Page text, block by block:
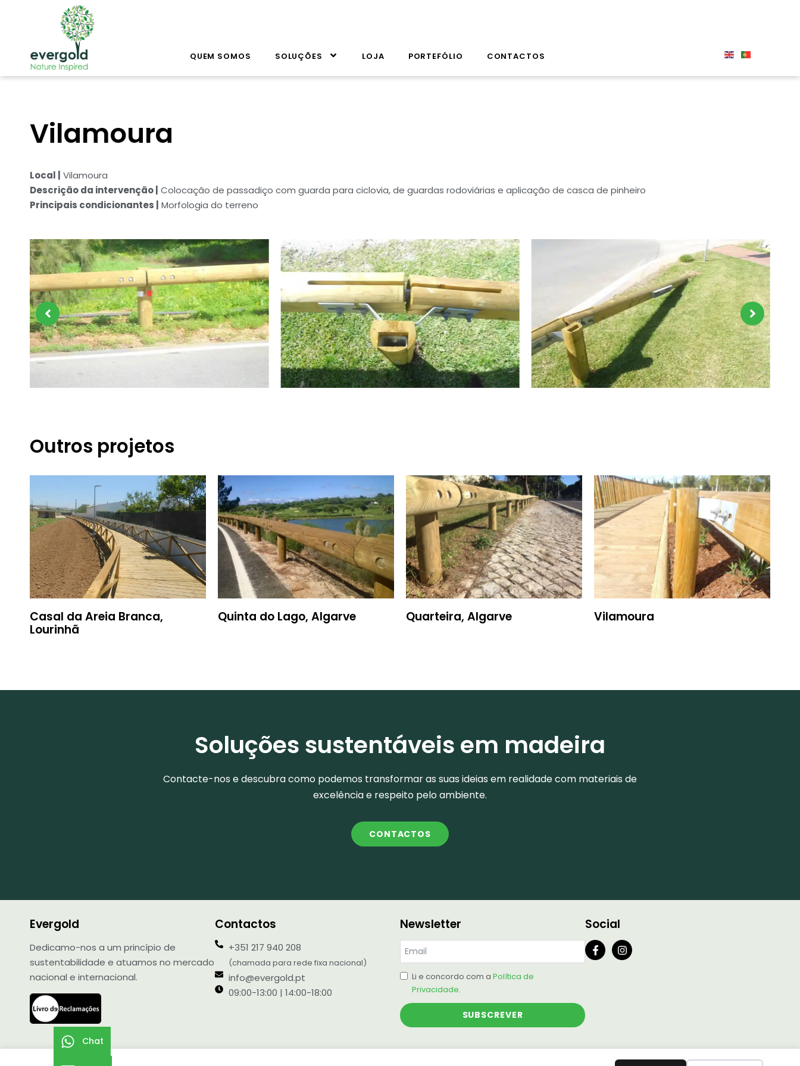
QUEM SOMOS SOLUÇÕES LOJA PORTEFÓLIO CONTACTOS
Vilamoura
Local |
Vilamoura
Descrição da intervenção | Colocação de passadiço com guarda para ciclovia, de guardas rodoviárias e aplicação de casca de pinheiro
Principais condicionantes |
Morfologia do terreno
Outros projetos
Casal da Areia Branca,
Lourinhã
Quinta do Lago, Algarve Quarteira, Algarve Vilamoura
Soluções sustentáveis em madeira
Contacte-nos e descubra como podemos transformar as suas ideias em realidade com materiais de
excelência e respeito pelo ambiente.
CONTACTOS
Evergold
Dedicamo-nos a um princípio de
sustentabilidade e atuamos no mercado
nacional e internacional.
Contactos
+351 217 940 208
(chamada para rede fixa nacional)
info@evergold.pt
09:00-13:00 | 14:00-18:00
Newsletter
Li e concordo com a Política de
Privacidade.
SUBSCREVER
Social
Chat